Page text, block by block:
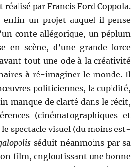
par Francis Ford Coppola.
enfin un projet auquel il pense
conte allégorique, un péplum
en scène, d’une grande force
tout une ode à la créativité
à ré-imaginer le monde. Il
politiciennes, la cupidité,
manque de clarté dans le récit,
(cinématographiques et
spectacle visuel (du moins est-
séduit néanmoins par sa
film, engloutissant une bonne